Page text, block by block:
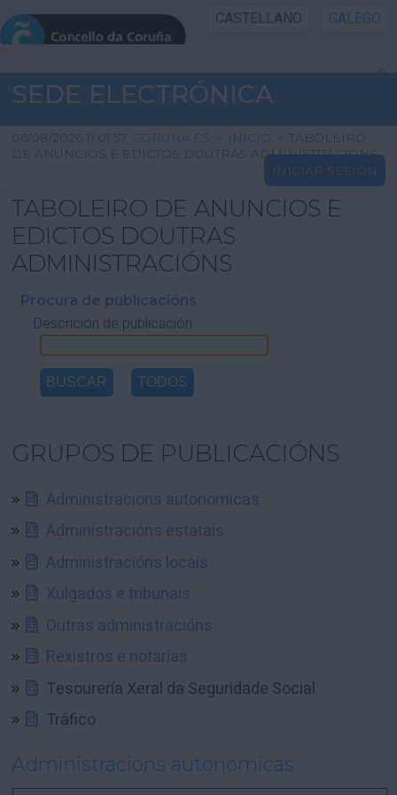
CASTELLANO GALEGO
INICIO SEDE
INICIO
INFORMACIÓN PÚBLICA
CARTAFOL CIDADÁN
UTILIDADES
AXUDA
SEDE ELECTRÓNICA
06/08/2026 11:01:57 CORUNA.ES > INICIO > TABOLEIRO
DE ANUNCIOS E EDICTOS DOUTRAS ADMINISTRACIÓNS
INICIAR SESIÓN
TABOLEIRO DE ANUNCIOS E
EDICTOS DOUTRAS
ADMINISTRACIÓNS
Procura de publicacións
Descrición de publicación
GRUPOS DE PUBLICACIÓNS
Administracions autonomicas
Administracións estatais
Administracións locais
Xulgados e tribunais
Outras administracións
Rexistros e notarías
Tesourería Xeral da Seguridade Social
Tráfico
Administracions autonomicas